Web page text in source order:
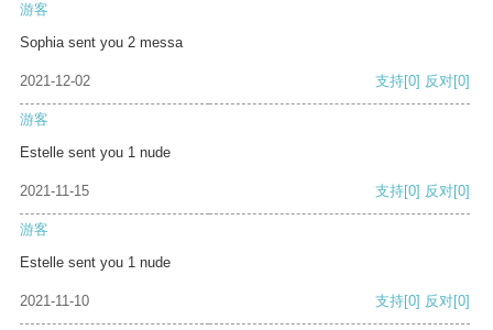
游客
Sophia sent you 2 messa
2021-12-02 支持[0] 反对[0]
游客
Estelle sent you 1 nude
2021-11-15 支持[0] 反对[0]
游客
Estelle sent you 1 nude
2021-11-10 支持[0] 反对[0]